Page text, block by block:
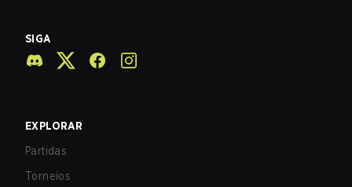
SIGA
EXPLORAR
Partidas
Torneios